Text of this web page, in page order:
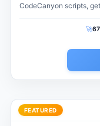
CodeCanyon scripts,
🚀
FEATURED